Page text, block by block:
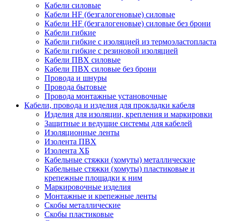
Кабели силовые
Кабели HF (безгалогеновые) силовые
Кабели HF (безгалогеновые) силовые без брони
Кабели гибкие
Кабели гибкие с изоляцией из термоэластопласта
Кабели гибкие с резиновой изоляцией
Кабели ПВХ силовые
Кабели ПВХ силовые без брони
Провода и шнуры
Провода бытовые
Провода монтажные установочные
Кабели, провода и изделия для прокладки кабеля
Изделия для изоляции, крепления и маркировки
Защитные и ведущие системы для кабелей
Изоляционные ленты
Изолента ПВХ
Изолента ХБ
Кабельные стяжки (хомуты) металлические
Кабельные стяжки (хомуты) пластиковые и
крепежные площадки к ним
Маркировочные изделия
Монтажные и крепежные ленты
Скобы металлические
Скобы пластиковые